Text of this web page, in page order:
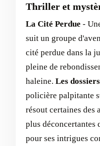
Thriller et
La Cité Perdue -
suit un groupe
cité perdue dans la
pleine de
haleine. Les
policière palpitante
résout certaines des
plus déconcertantes
pour ses intrigues